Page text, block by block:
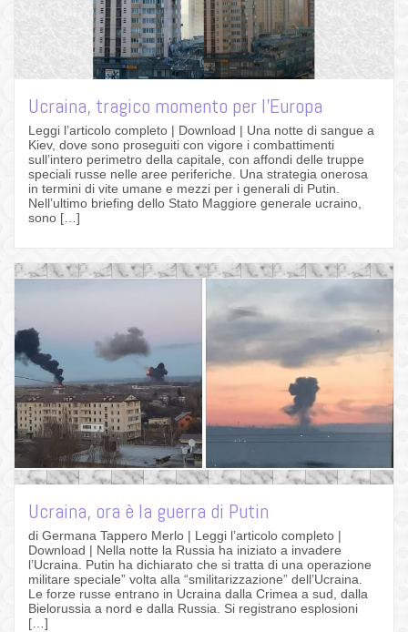
Ucraina, tragico momento per l’Europa
Leggi l’articolo completo | Download | Una notte di sangue a
Kiev, dove sono proseguiti con vigore i combattimenti
sull’intero perimetro della capitale, con affondi delle truppe
speciali russe nelle aree periferiche. Una strategia onerosa
in termini di vite umane e mezzi per i generali di Putin.
Nell’ultimo briefing dello Stato Maggiore generale ucraino,
sono […]
Ucraina, ora è la guerra di Putin
di Germana Tappero Merlo | Leggi l’articolo completo |
Download | Nella notte la Russia ha iniziato a invadere
l’Ucraina. Putin ha dichiarato che si tratta di una operazione
militare speciale” volta alla “smilitarizzazione” dell’Ucraina.
Le forze russe entrano in Ucraina dalla Crimea a sud, dalla
Bielorussia a nord e dalla Russia. Si registrano esplosioni
[…]